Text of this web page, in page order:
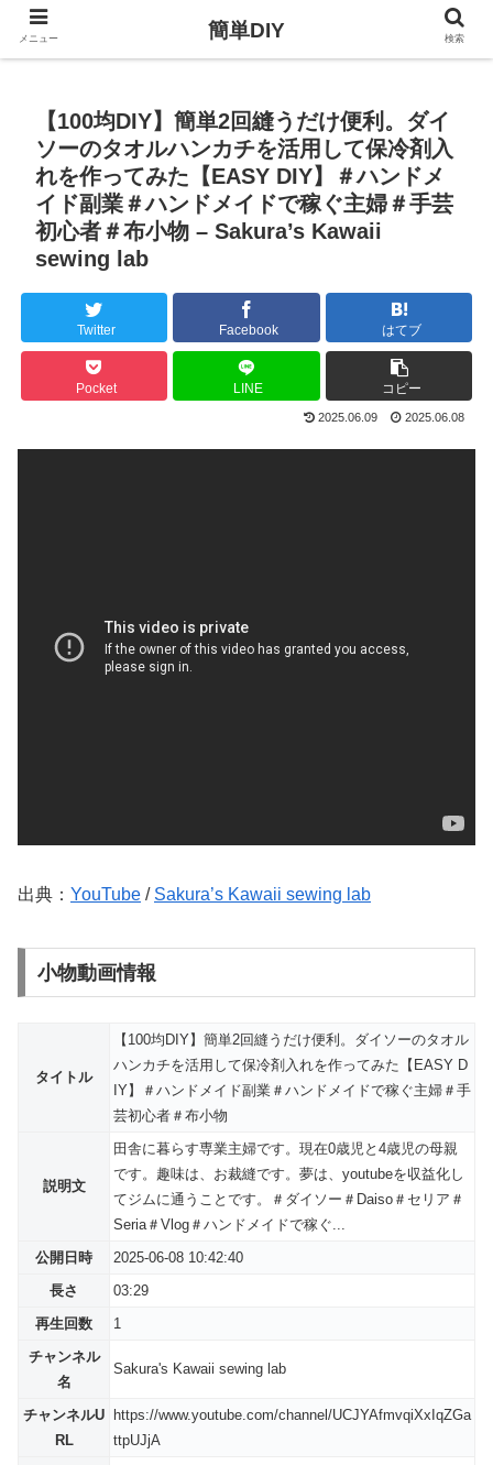
【100均DIY】簡単2回縫うだけ便利。ダイ
ソーのタオルハンカチを活用して保冷剤入
れを作ってみた【EASY DIY】＃ハンドメ
イド副業＃ハンドメイドで稼ぐ主婦＃手芸
初心者＃布小物 – Sakura’s Kawaii
sewing lab
Twitter Facebook はてブ
Pocket LINE コピー
2025.06.09 2025.06.08
出典： YouTube / Sakura’s Kawaii sewing lab
小物動画情報
タイトル
【100均DIY】簡単2回縫うだけ便利。ダイソーのタオル
ハンカチを活用して保冷剤入れを作ってみた【EASY D
IY】＃ハンドメイド副業＃ハンドメイドで稼ぐ主婦＃手
芸初心者＃布小物
説明文
田舎に暮らす専業主婦です。現在0歳児と4歳児の母親
です。趣味は、お裁縫です。夢は、youtubeを収益化し
てジムに通うことです。＃ダイソー＃Daiso＃セリア＃
Seria＃Vlog＃ハンドメイドで稼ぐ...
公開日時
2025-06-08 10:42:40
長さ
03:29
再生回数
1
チャンネル
名
Sakura's Kawaii sewing lab
チャンネルU
RL
https://www.youtube.com/channel/UCJYAfmvqiXxIqZGa
ttpUJjA
メニュー 簡単DIY 検索